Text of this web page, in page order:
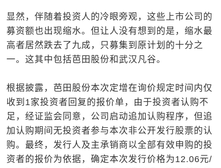
显然，伴随着投资人的冷眼旁观，这些上市公司的
募资额也出现缩水。但让人没有想到的是，缩水最
高者居然跌去了九成，只募集到原计划的十分之
一。这其中包括芭田股份和武汉凡谷。
根据披露，芭田股份本次定增在询价规定时间内仅
收到1家投资者回复的报价单，由于投资者认购不
足，经证监会同意，公司启动追加认购程序，但追
加认购期间无投资者参与本次非公开发行股票的认
购。最终，发行人及主承销商以全部有效申购的投
资者的报价为依据，确定本次发行价格为12.06元/